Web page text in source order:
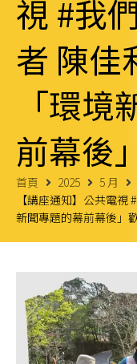
視 #我
者 陳佳
「環
前幕後
首頁 2025 5 月
【講座通知】公共電視
新聞專題的幕前幕後」